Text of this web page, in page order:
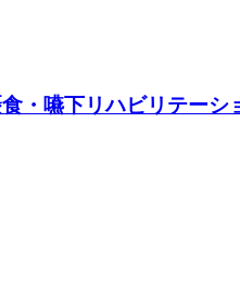
・嚥下リハビリテーシ